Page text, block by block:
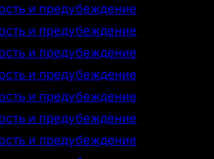
и предубеждение
и предубеждение
и предубеждение
и предубеждение
и предубеждение
и предубеждение
и предубеждение